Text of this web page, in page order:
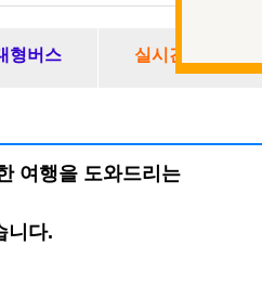
형버스 실시간 버스견적
여행을 도와드리는
니다.